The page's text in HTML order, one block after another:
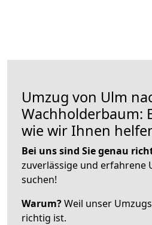
Umzug von Ulm
Wachholderbaum:
wie wir Ihnen
Bei uns sind Sie genau
zuverlässige und erfahrene
suchen!
Warum?Weil unser
richtig ist.